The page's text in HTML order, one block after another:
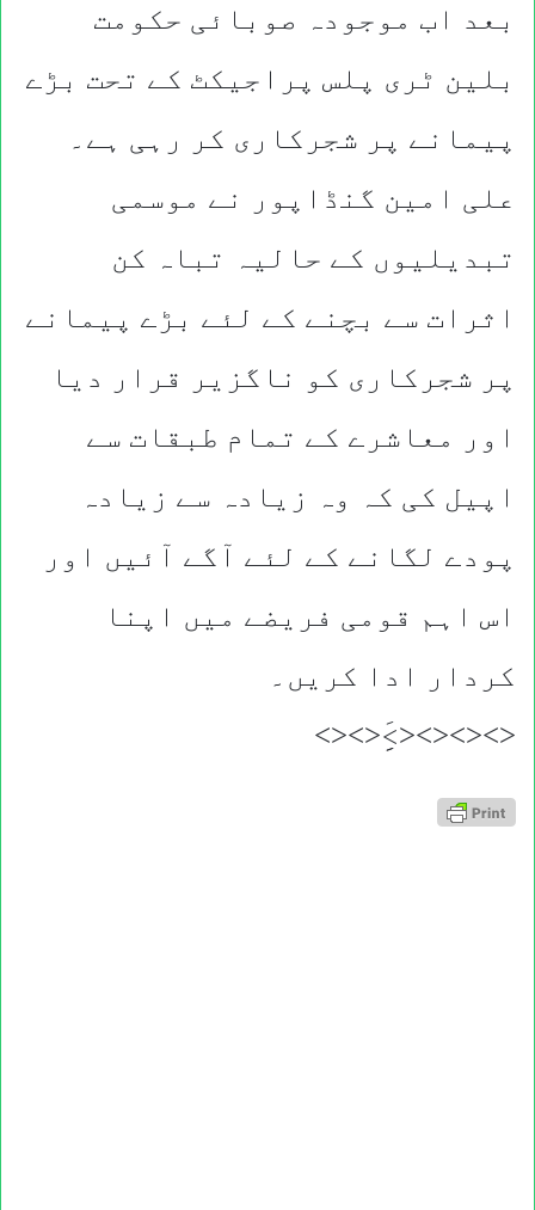
بعد اب موجودہ صوبائی حکومت
بلین ٹری پلس پراجیکٹ کے تحت بڑے
پیمانے پر شجرکاری کر رہی ہے۔
علی امین گنڈاپور نے موسمی
تبدیلیوں کے حالیہ تباہ کن
اثرات سے بچنے کے لئے بڑے پیمانے
پر شجرکاری کو ناگزیر قرار دیا
اور معاشرے کے تمام طبقات سے
اپیل کی کہ وہ زیادہ سے زیادہ
پودے لگانے کے لئے آگے آئیں اور
اس اہم قومی فریضے میں اپنا
کردار ادا کریں۔
<><><><>َِِ<><>